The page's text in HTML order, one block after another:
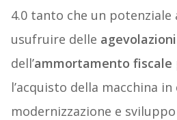
4.0 tanto che un
usufruire delle agevolazioni
dell’ammortamento fiscale
l’acquisto della macchina
modernizzazione e